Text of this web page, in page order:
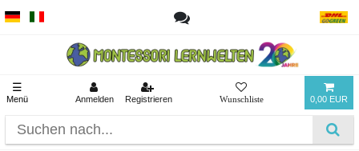
☰
Menü Anmelden Registrieren 0,00 EUR